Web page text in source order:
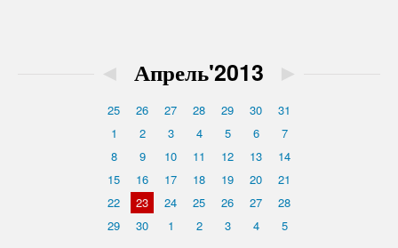
◄ Апрель'2013 ►
25 26 27 28 29 30
31
1
2 3 4 5 6
7
8
9 10 11 12 13
14
15
16 17 18 19 20
21
22
23 24 25 26 27
28
29
30 1 2 3 4 5